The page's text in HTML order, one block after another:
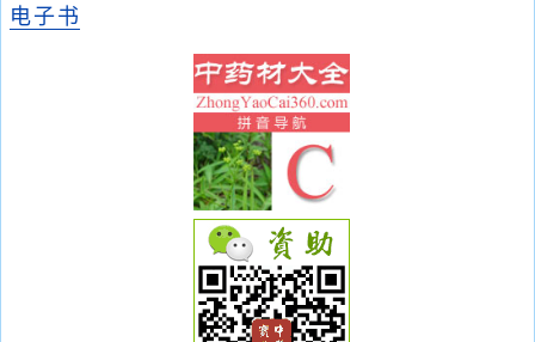
电子书